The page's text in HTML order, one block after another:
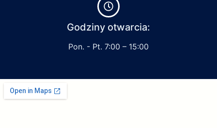
Godziny otwarcia:
Pon. - Pt. 7:00 – 15:00